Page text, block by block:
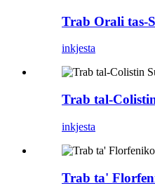
Trab Orali tas-
inkjesta
Trab tal-
inkjesta
Trab ta'